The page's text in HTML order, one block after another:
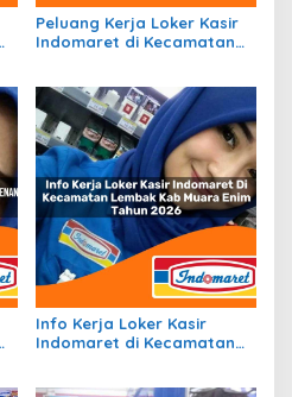
Peluang Kerja Loker Kasir
Indomaret di Kecamatan
Info Kerja Loker Kasir
Indomaret di Kecamatan